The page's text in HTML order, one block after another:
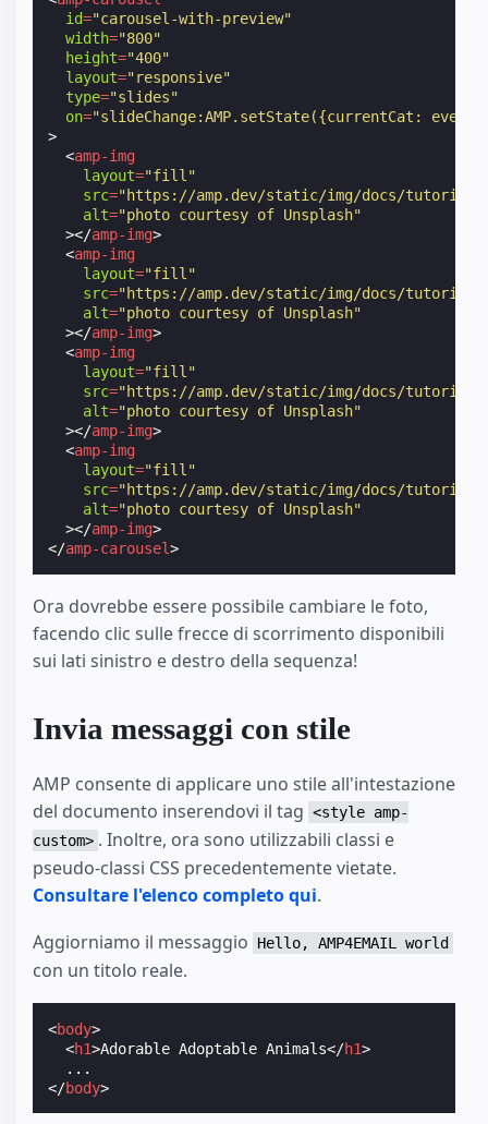
id="carousel-with-preview"
width="800"
height="400"
layout="responsive"
type="slides"
on="slideChange:AMP.setState({currentCat:
>
<amp-img
layout="fill"
src="https://amp.dev/static/img/docs/tutorials/
alt="photo courtesy of Unsplash"
></amp-img>
<amp-img
layout="fill"
src="https://amp.dev/static/img/docs/
alt="photo courtesy of Unsplash"
></amp-img>
<amp-img
layout="fill"
src="https://amp.dev/static/img/docs/
alt="photo courtesy of Unsplash"
></amp-img>
<amp-img
layout="fill"
src="https://amp.dev/static/img/docs/
alt="photo courtesy of Unsplash"
></amp-img>
</amp-carousel>
Ora dovrebbe essere possibile cambiare le foto,
facendo clic sulle frecce di scorrimento disponibili
sui lati sinistro e destro della sequenza!
Invia messaggi con stile
AMP consente di applicare uno stile all'intestazione
del documento inserendovi il tag <style amp-
custom> . Inoltre, ora sono utilizzabili classi e
pseudo-classi CSS precedentemente vietate.
Consultare l'elenco completo qui.
Aggiorniamo il messaggio
Hello, AMP4EMAIL world
con un titolo reale.
<body>
<h1>Adorable Adoptable Animals</h1>
</body>